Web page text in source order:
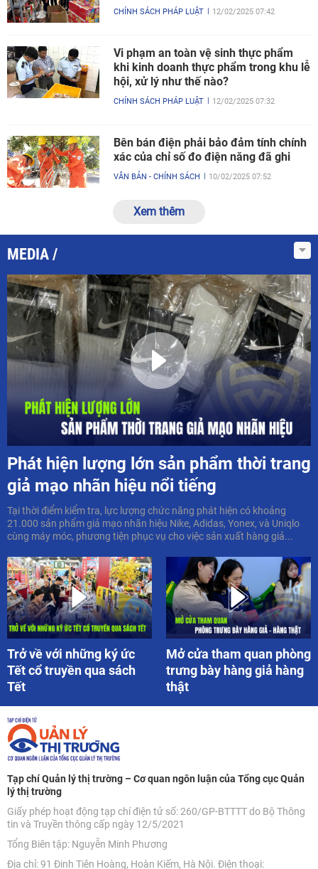
CHÍNH SÁCH PHÁP LUẬT 12/02/2025 07:42
Vi phạm an toàn vệ sinh thực phẩm
khi kinh doanh thực phẩm trong khu lễ
hội, xử lý như thế nào?
CHÍNH SÁCH PHÁP LUẬT 12/02/2025 07:32
Bên bán điện phải bảo đảm tính chính
xác của chỉ số đo điện năng đã ghi
VĂN BẢN - CHÍNH SÁCH 10/02/2025 07:52
Xem thêm
MEDIA
Phát hiện lượng lớn sản phẩm thời trang
giả mạo nhãn hiệu nổi tiếng
Tại thời điểm kiểm tra, lực lượng chức năng phát hiện có khoảng
21.000 sản phẩm giả mạo nhãn hiệu Nike, Adidas, Yonex, và Uniqlo
cùng máy móc, phương tiện phục vụ cho việc sản xuất hàng giả...
Trở về với những ký ức
Tết cổ truyền qua sách
Tết
Mở cửa tham quan phòng
trưng bày hàng giả hàng
thật
Tạp chí Quản lý thị trường – Cơ quan ngôn luận của Tổng cục Quản
lý thị trường
Giấy phép hoạt động tạp chí điện tử số: 260/GP-BTTTT do Bộ Thông
tin và Truyền thông cấp ngày 12/5/2021
Tổng Biên tập: Nguyễn Minh Phương
Địa chỉ: 91 Đinh Tiên Hoàng, Hoàn Kiếm, Hà Nội. Điện thoại: